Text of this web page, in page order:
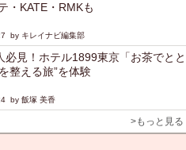
・KATE・RMKも
by キレイナビ編集部
必見！ホテル1899東京「お茶でとと
整える旅”を体験
by 飯塚 美香
>もっと見る